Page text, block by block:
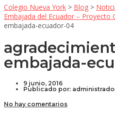
Colegio Nueva York > Blog >
Embajada del Ecuador – Proyecto
embajada-ecuador-04
embajada-
9 junio, 2016
Publicado por:
No hay comentarios